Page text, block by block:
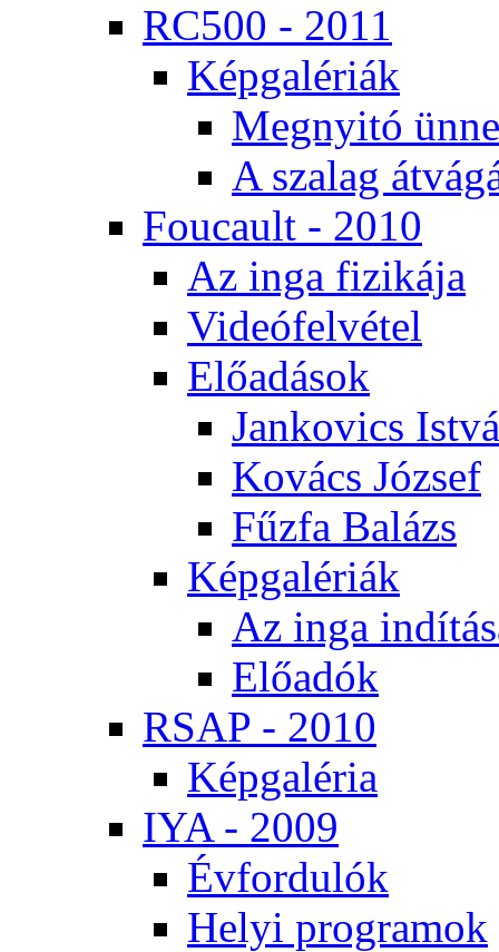
RC500 - 2011
Kép­ga­lé­ri­ák
Meg­nyi­tó
A sza­lag
Fo­u­ca­ult - 2010
Az in­ga fi­zi­ká­ja
Vi­de­ó­fel­vé­tel
Elő­adá­sok
Jan­ko­vics
Ko­vács Jó­zsef
Fűz­fa Ba­lázs
Kép­ga­lé­ri­ák
Az in­ga
Elő­adók
RSAP - 2010
Kép­ga­lé­ria
IYA - 2009
Év­for­du­lók
He­lyi prog­ra­mok